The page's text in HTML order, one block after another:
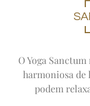
O Yoga
harmoniosa de
podem